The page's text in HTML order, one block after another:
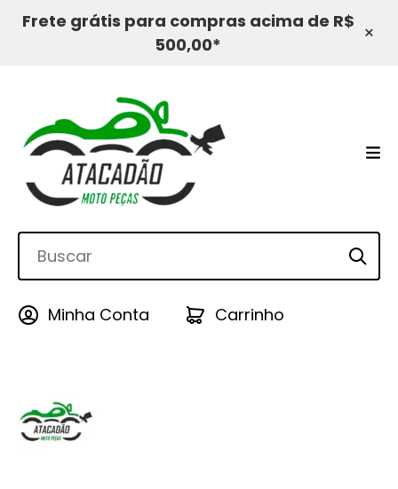
Frete grátis para compras acima de R$
500,00*
×
Minha Conta Carrinho